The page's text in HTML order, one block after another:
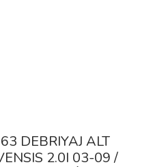
DEBRIYAJ ALT
2.0I 03-09 /